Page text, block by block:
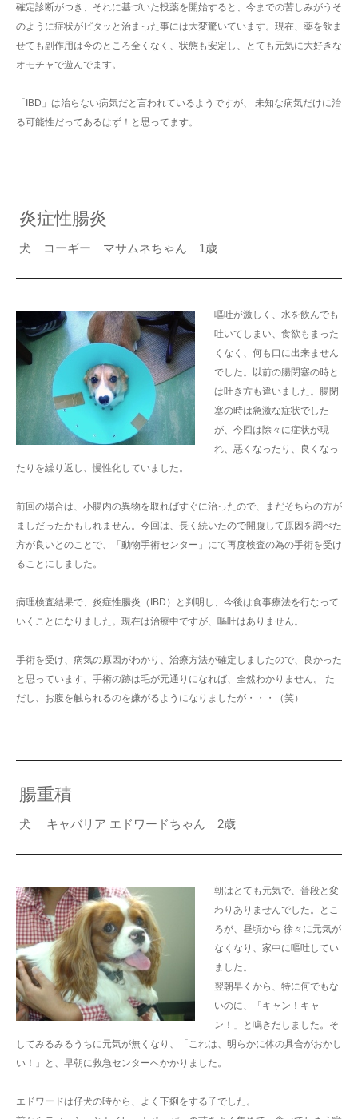
確定診断がつき、それに基づいた投薬を開始すると、今までの苦しみがうそ
のように症状がピタッと治まった事には大変驚いています。現在、薬を飲ま
せても副作用は今のところ全くなく、状態も安定し、とても元気に大好きな
オモチャで遊んでます。
「IBD」は治らない病気だと言われているようですが、 未知な病気だけに治
る可能性だってあるはず！と思ってます。
炎症性腸炎
犬 コーギー マサムネちゃん 1歳
嘔吐が激しく、水を飲んでも
吐いてしまい、食欲もまった
くなく、何も口に出来ません
でした。以前の腸閉塞の時と
は吐き方も違いました。腸閉
塞の時は急激な症状でした
が、今回は除々に症状が現
れ、悪くなったり、良くなっ
たりを繰り返し、慢性化していました。
前回の場合は、小腸内の異物を取ればすぐに治ったので、まだそちらの方が
ましだったかもしれません。今回は、長く続いたので開腹して原因を調べた
方が良いとのことで、「動物手術センター」にて再度検査の為の手術を受け
ることにしました。
病理検査結果で、炎症性腸炎（IBD）と判明し、今後は食事療法を行なって
いくことになりました。現在は治療中ですが、嘔吐はありません。
手術を受け、病気の原因がわかり、治療方法が確定しましたので、良かった
と思っています。手術の跡は毛が元通りになれば、全然わかりません。 た
だし、お腹を触られるのを嫌がるようになりましたが・・・（笑）
腸重積
犬 キャバリア エドワードちゃん 2歳
朝はとても元気で、普段と変
わりありませんでした。とこ
ろが、昼頃から 徐々に元気が
なくなり、家中に嘔吐してい
ました。
翌朝早くから、特に何でもな
いのに、「キャン！キャ
ン！」と鳴きだしました。そ
してみるみるうちに元気が無くなり、「これは、明らかに体の具合がおかし
い！」と、早朝に救急センターへかかりました。
エドワードは仔犬の時から、よく下痢をする子でした。